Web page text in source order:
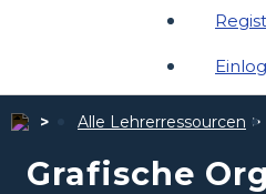
Alle Lehrerressourcen
Grafische